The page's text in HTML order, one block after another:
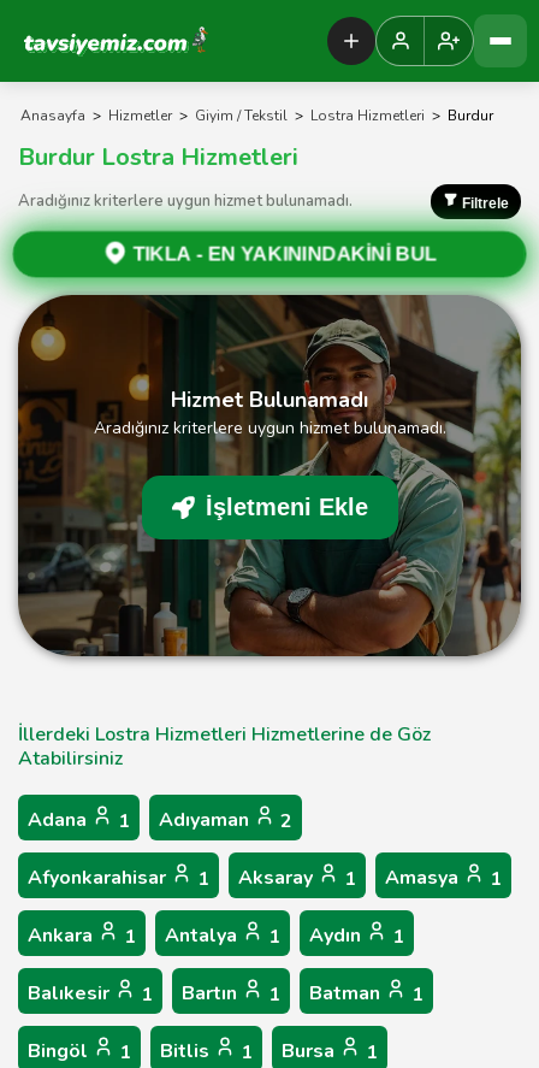
Tavsiyemiz Anasayfa
Anasayfa > Hizmetler > Giyim / Tekstil > Lostra Hizmetleri > Burdur
Burdur Lostra Hizmetleri
Aradığınız kriterlere uygun hizmet bulunamadı. Filtrele
TIKLA - EN YAKININDAKİNİ BUL
Hizmet Bulunamadı
Aradığınız kriterlere uygun hizmet bulunamadı.
İşletmeni Ekle
İllerdeki Lostra Hizmetleri Hizmetlerine de Göz
Atabilirsiniz
Adana 1 Adıyaman 2
Afyonkarahisar 1 Aksaray 1 Amasya 1
Ankara 1 Antalya 1 Aydın 1
Balıkesir 1 Bartın 1 Batman 1
Bingöl 1 Bitlis 1 Bursa 1